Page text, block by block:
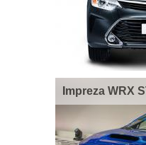
Impreza WRX